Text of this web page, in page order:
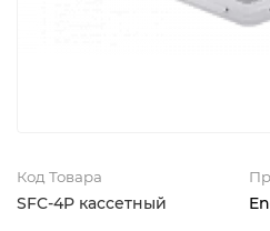
Код Товара
SFC-4P кассетный